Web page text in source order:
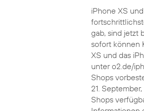
iPhone XS
gab, sind jetzt
sofort können
XS und das
unter o2.de/
Shops
21.
Shops